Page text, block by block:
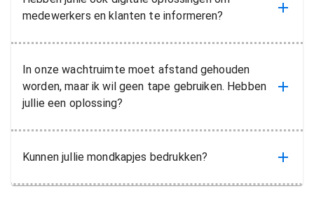
medewerkers en klanten te informeren?
In onze wachtruimte moet afstand gehouden
worden, maar ik wil geen tape gebruiken. Hebben
jullie een oplossing?
Kunnen jullie mondkapjes bedrukken?